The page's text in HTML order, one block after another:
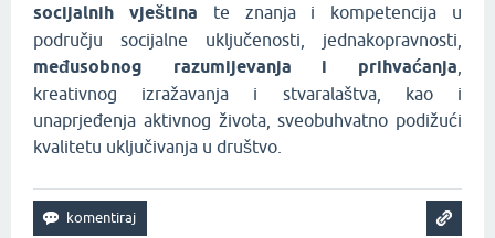
socijalnih vještina te znanja i kompetencija u
području socijalne uključenosti, jednakopravnosti,
međusobnog razumijevanja i prihvaćanja
kreativnog izražavanja i stvaralaštva, kao i
unaprjeđenja aktivnog života, sveobuhvatno podižući
kvalitetu uključivanja u društvo.